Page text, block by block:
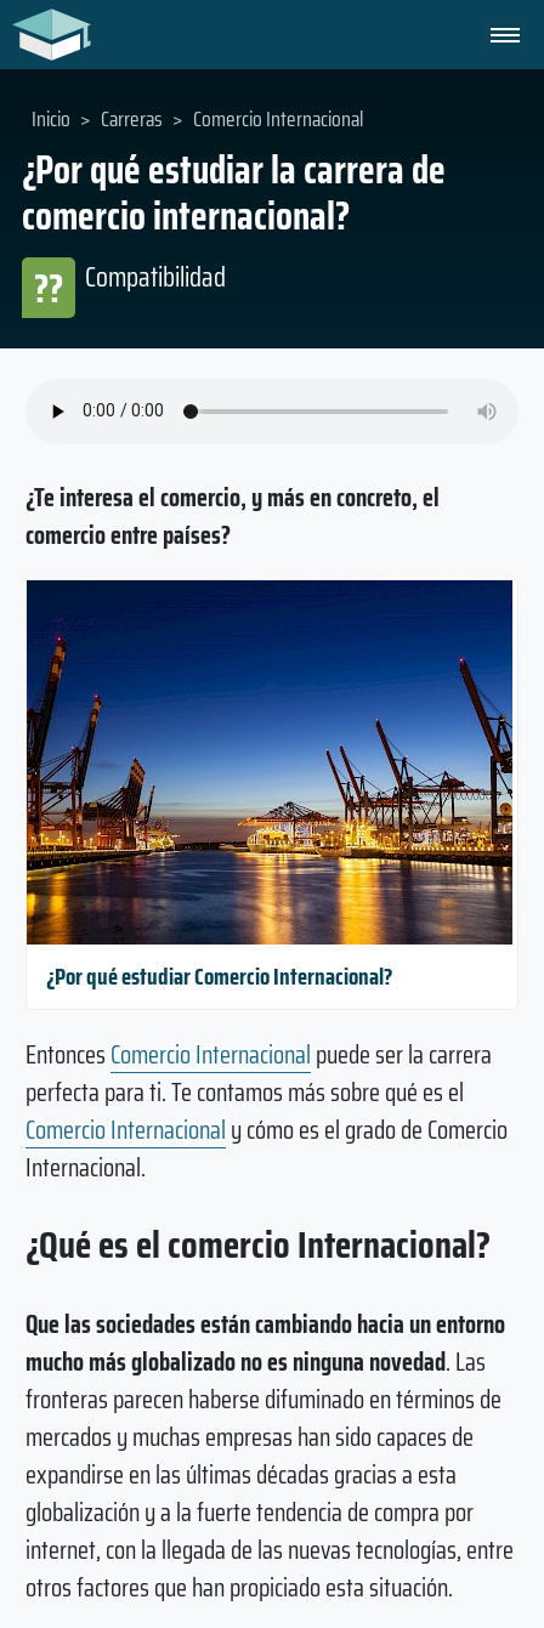
¿Por qué estudiar la carrera de
comercio internacional?
Compatibilidad
??
Inicio > Carreras > Comercio Internacional
¿Te interesa el comercio, y más en concreto, el
comercio entre países?
¿Por qué estudiar Comercio Internacional?
EntoncesComercio Internacionalpuede ser la carrera
perfecta para ti. Te contamos más sobre qué es el
Comercio Internacionaly cómo es el grado de Comercio
Internacional.
¿Qué es el comercio Internacional?
Que las sociedades están cambiando hacia un entorno
mucho más globalizado no es ninguna novedad. Las
fronteras parecen haberse difuminado en términos de
mercados y muchas empresas han sido capaces de
expandirse en las últimas décadas gracias a esta
globalización y a la fuerte tendencia de compra por
internet, con la llegada de las nuevas tecnologías, entre
otros factores que han propiciado esta situación.